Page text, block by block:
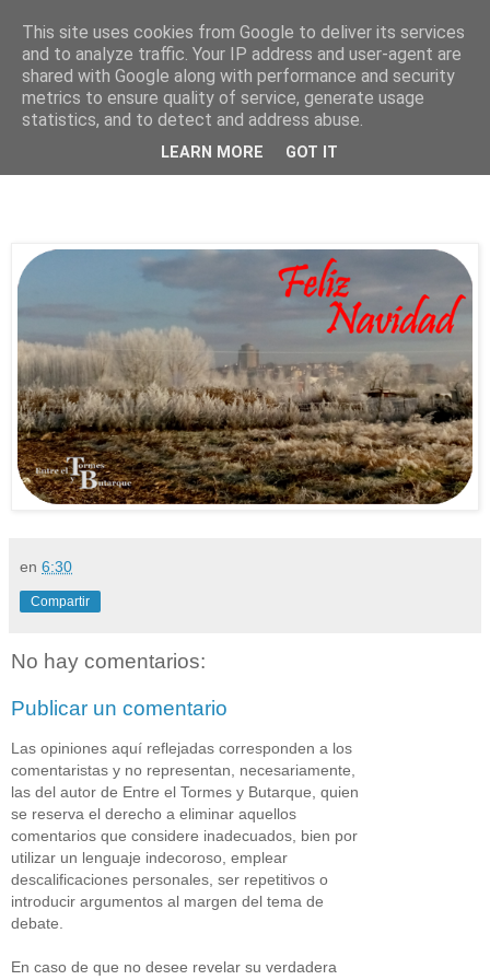
Navidad 2020
en 6:30
Compartir
No hay comentarios:
Publicar un comentario
Las opiniones aquí reflejadas corresponden a los
comentaristas y no representan, necesariamente,
las del autor de Entre el Tormes y Butarque, quien
se reserva el derecho a eliminar aquellos
comentarios que considere inadecuados, bien por
utilizar un lenguaje indecoroso, emplear
descalificaciones personales, ser repetitivos o
introducir argumentos al margen del tema de
debate.
En caso de que no desee revelar su verdadera
This site uses cookies from Google to deliver its services
and to analyze traffic. Your IP address and user-agent are
shared with Google along with performance and security
metrics to ensure quality of service, generate usage
statistics, and to detect and address abuse.
LEARN MORE GOT IT